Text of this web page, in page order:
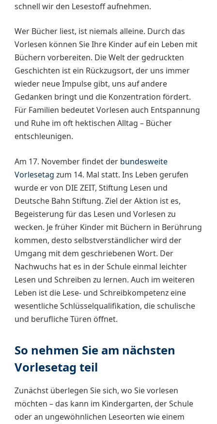
schnell wir den Lesestoff aufnehmen.
Wer Bücher liest, ist niemals alleine. Durch das
Vorlesen können Sie Ihre Kinder auf ein Leben mit
Büchern vorbereiten. Die Welt der gedruckten
Geschichten ist ein Rückzugsort, der uns immer
wieder neue Impulse gibt, uns auf andere
Gedanken bringt und die Konzentration fördert.
Für Familien bedeutet Vorlesen auch Entspannung
und Ruhe im oft hektischen Alltag – Bücher
entschleunigen.
Am 17. November findet der bundesweite
Vorlesetag zum 14. Mal statt. Ins Leben gerufen
wurde er von DIE ZEIT, Stiftung Lesen und
Deutsche Bahn Stiftung. Ziel der Aktion ist es,
Begeisterung für das Lesen und Vorlesen zu
wecken. Je früher Kinder mit Büchern in Berührung
kommen, desto selbstverständlicher wird der
Umgang mit dem geschriebenen Wort. Der
Nachwuchs hat es in der Schule einmal leichter
Lesen und Schreiben zu lernen. Auch im weiteren
Leben ist die Lese- und Schreibkompetenz eine
wesentliche Schlüsselqualifikation, die schulische
und berufliche Türen öffnet.
So nehmen Sie am nächsten
Vorlesetag teil
Zunächst überlegen Sie sich, wo Sie vorlesen
möchten – das kann im Kindergarten, der Schule
oder an ungewöhnlichen Leseorten wie einem